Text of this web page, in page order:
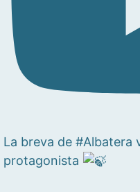
La breva de #Albatera
protagonista